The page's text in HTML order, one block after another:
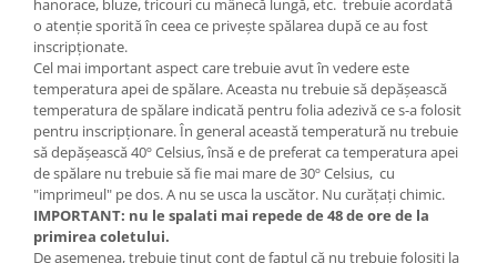
hanorace, bluze, tricouri cu mânecă lungă, etc. trebuie acordată
o atenţie sporită în ceea ce priveşte spălarea după ce au fost
inscripţionate.
Cel mai important aspect care trebuie avut în vedere este
temperatura apei de spălare. Aceasta nu trebuie să depăşească
temperatura de spălare indicată pentru folia adezivă ce s-a folosit
pentru inscripţionare. În general această temperatură nu trebuie
să depăşească 40º Celsius, însă e de preferat ca temperatura apei
de spălare nu trebuie să fie mai mare de 30º Celsius, cu
"imprimeul" pe dos. A nu se usca la uscător. Nu curățați chimic.
IMPORTANT: nu le spalati mai repede de 48 de ore de la
primirea coletului.
De asemenea, trebuie ţinut cont de faptul că nu trebuie folosiţi la